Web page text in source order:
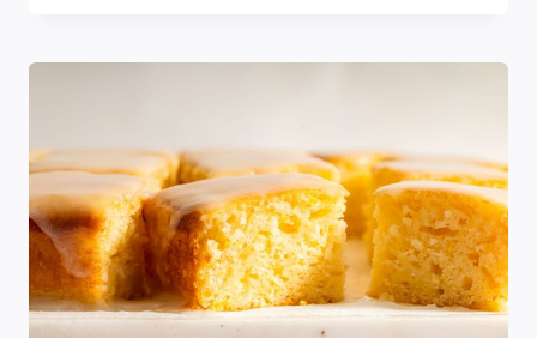
À
PRÉPARÉ
SANS
MÉLANGE
À
GÂTEAU
50
MINUTES